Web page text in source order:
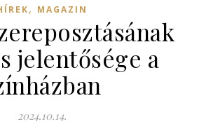
, MAGAZIN
jelentősége a
2024.10.14.